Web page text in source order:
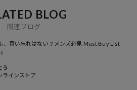
点）
Parkにおける対象商品の通常販売（先
BLOG
関連ブログ
、買い忘れはない？メンズ必見 Must Buy List
う
ラインストア